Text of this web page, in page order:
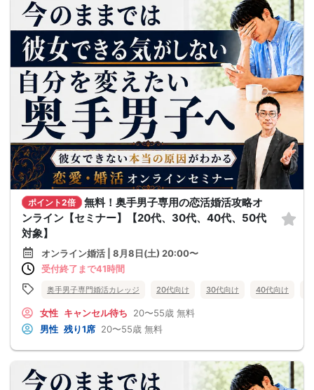
ポイント2倍
無料！奥手男子専用の恋活婚活攻略オ
ンライン【セミナー】【20代、30代、40代、50代
対象】
オンライン婚活 | 8月8日(土) 20:00〜
受付終了まで41時間
奥手男子専門婚活カレッジ 20代向け 30代向け 40代向け
女性 キャンセル待ち 20〜55歳 無料
男性 残り1席 20〜55歳 無料